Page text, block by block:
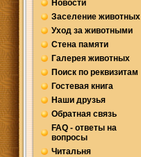
Новости
Заселение животных
Уход за животными
Стена памяти
Галерея животных
Поиск по реквизитам
Гостевая книга
Наши друзья
Обратная связь
FAQ - ответы на
вопросы
Читальня